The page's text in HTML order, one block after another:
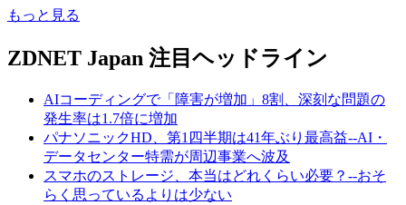
もっと見る
ZDNET Japan 注目ヘッドライン
AIコーディングで「障害が増加」8割、深刻な問題の
発生率は1.7倍に増加
パナソニックHD、第1四半期は41年ぶり最高益--AI・
データセンター特需が周辺事業へ波及
スマホのストレージ、本当はどれくらい必要？--おそ
らく思っているよりは少ない